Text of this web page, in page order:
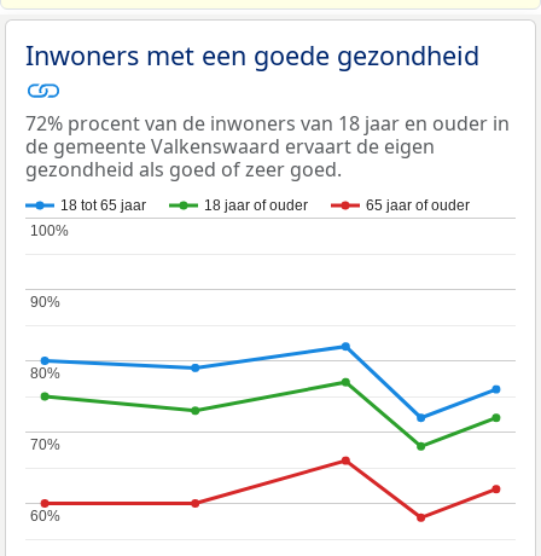
Inwoners met een goede gezondheid
72% procent van de inwoners van 18 jaar en ouder in
de gemeente Valkenswaard ervaart de eigen
gezondheid als goed of zeer goed.
18 tot 65 jaar 18 jaar of ouder 65 jaar of ouder
60%
60%
70%
70%
80%
80%
90%
90%
100%
100%